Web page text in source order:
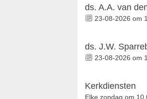
ds. A.A. van
23-08-2026 om
ds. J.W.
23-08-2026 om
Kerkdiensten
Elke zondag om